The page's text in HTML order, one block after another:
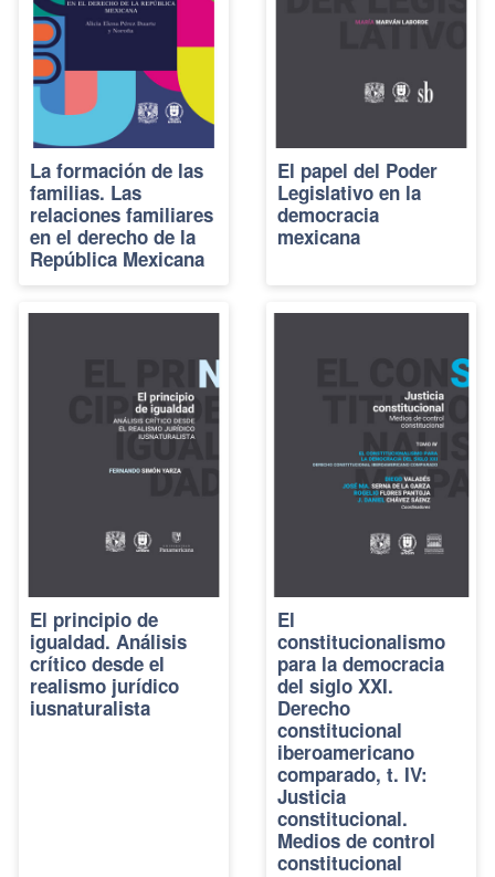
La formación de las
familias. Las
relaciones familiares
en el derecho de la
República Mexicana
El papel del Poder
Legislativo en la
democracia
mexicana
El principio de
igualdad. Análisis
crítico desde el
realismo jurídico
iusnaturalista
El
constitucionalismo
para la democracia
del siglo XXI.
Derecho
constitucional
iberoamericano
comparado, t. IV:
Justicia
constitucional.
Medios de control
constitucional